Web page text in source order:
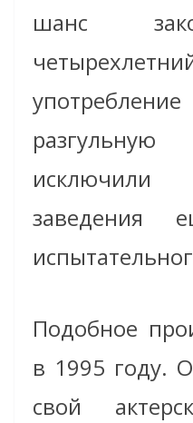
шанс
заведения
Подобное
в 1995 году.
свой